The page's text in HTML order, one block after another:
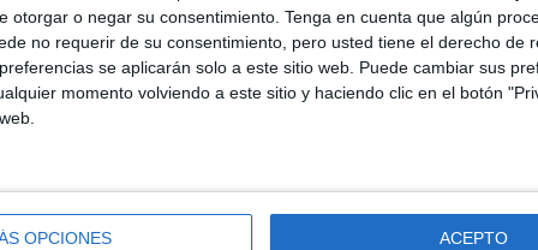
otorgar o negar su consentimiento. Tenga en cuenta que algún
no requerir de su consentimiento, pero usted tiene el derecho de
se aplicarán solo a este sitio web. Puede cambiar sus
momento volviendo a este sitio y haciendo clic en el botón
OPCIONES ACEPTO
secuenciadas, en modo contrarreloj, entrando al
de carrera prohíbe correr sin mantener
de 4 metros o situación en un ángulo de 45º con
el reglamento, conllevará advertencias de los